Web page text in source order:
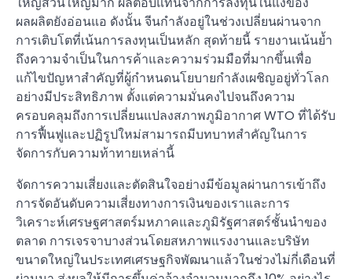
ผลผลิตยังอ่อนแอ ดังนั้น จีนกำลังอยู่ในช่วงเปลี่ยนผ่านจาก
การเติบโตที่เน้นการลงทุนเป็นหลัก สุดท้ายนี้ รายงานเน้นย้ำ
ถึงความจำเป็นในการค้าและความร่วมมือที่มากขึ้นเพื่อ
แก้ไขปัญหาสำคัญที่ผู้กำหนดนโยบายกำลังเผชิญอยู่ทั่วโลก
อย่างมีประสิทธิภาพ ตั้งแต่ความมั่นคงไปจนถึงความ
ครอบคลุมถึงการเปลี่ยนแปลงสภาพภูมิอากาศ WTO ที่ได้รับ
การฟื้นฟูและปฏิรูปใหม่สามารถมีบทบาทสำคัญในการ
จัดการกับความท้าทายเหล่านี้
จัดการความเสี่ยงและตัดสินใจอย่างมีข้อมูลผ่านการเข้าถึง
การจัดอันดับความเสี่ยงทางการเงินของเราและการ
วิเคราะห์เศรษฐศาสตร์มหภาคและภูมิรัฐศาสตร์ชั้นนำของ
ตลาด การเจรจาบางส่วนโดยสหภาพแรงงานและบริษัท
ขนาดใหญ่ในประเทศเศรษฐกิจพัฒนาแล้วในช่วงไม่กี่เดือนที่